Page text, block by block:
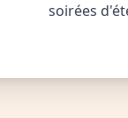
soirées